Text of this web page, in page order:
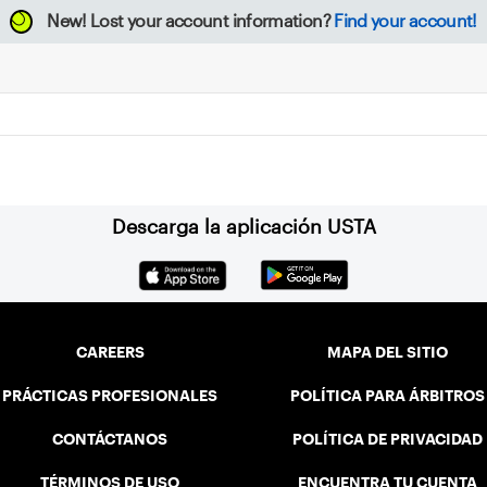
New! Lost your account information? Find your account!
Descarga la aplicación USTA
CAREERS
PRÁCTICAS PROFESIONALES
CONTÁCTANOS
TÉRMINOS DE USO
MAPA DEL SITIO
POLÍTICA PARA ÁRBITROS
POLÍTICA DE PRIVACIDAD
ENCUENTRA TU CUENTA